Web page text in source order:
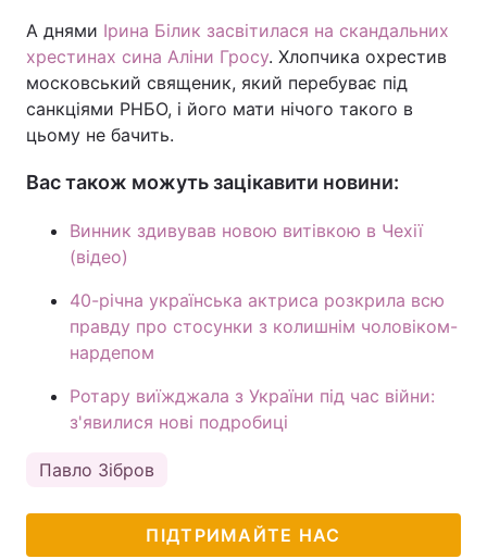
А днями Ірина Білик засвітилася на скандальних
хрестинах сина Аліни Гросу. Хлопчика охрестив
московський священик, який перебуває під
санкціями РНБО, і його мати нічого такого в
цьому не бачить.
Вас також можуть зацікавити новини:
Винник здивував новою витівкою в Чехії
(відео)
40-річна українська актриса розкрила всю
правду про стосунки з колишнім чоловіком-
нардепом
Ротару виїжджала з України під час війни:
з'явилися нові подробиці
Павло Зібров
ПІДТРИМАЙТЕ НАС